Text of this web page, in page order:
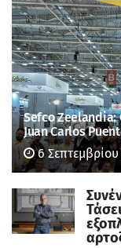
Sefco Zeelandia:
Juan Carlos
6 Σεπτεμβρίου